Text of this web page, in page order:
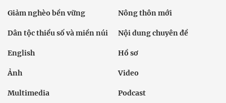
Giảm nghèo bền vững Nông thôn mới
Dân tộc thiểu số và miền núi Nội dung chuyên đề
English Hồ sơ
Ảnh Video
Multimedia Podcast